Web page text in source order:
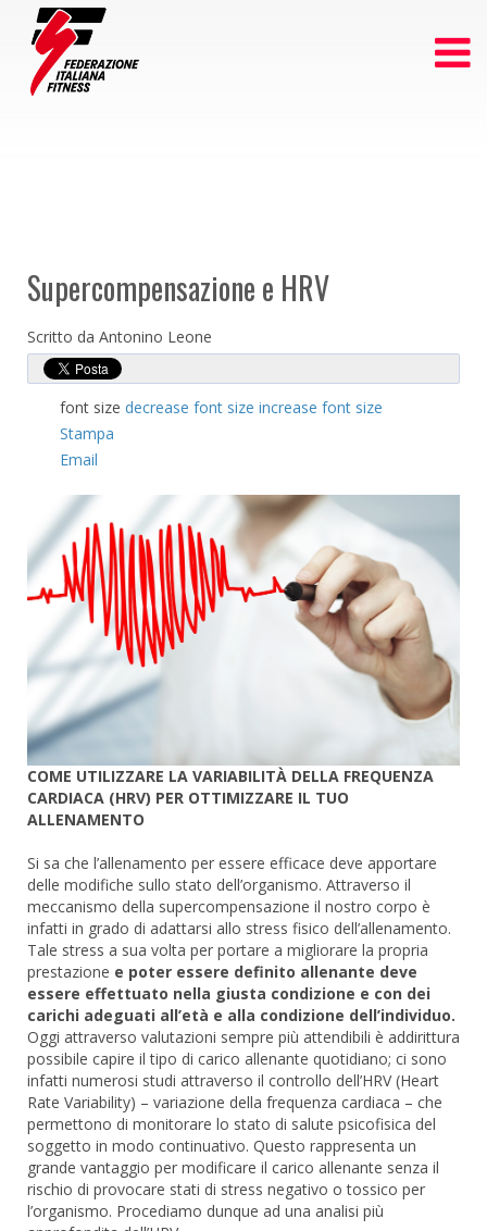
Supercompensazione e HRV
Scritto da Antonino Leone
font size decrease font size increase font size
Stampa
Email
COME UTILIZZARE LA VARIABILITÀ DELLA FREQUENZA
CARDIACA (HRV) PER OTTIMIZZARE IL TUO
ALLENAMENTO
Si sa che l’allenamento per essere efficace deve apportare
delle modifiche sullo stato dell’organismo. Attraverso il
meccanismo della supercompensazione il nostro corpo è
infatti in grado di adattarsi allo stress fisico dell’allenamento.
Tale stress a sua volta per portare a migliorare la propria
prestazione e poter essere definito allenante deve
essere effettuato nella giusta condizione e con dei
carichi adeguati all’età e alla condizione dell’individuo.
Oggi attraverso valutazioni sempre più attendibili è addirittura
possibile capire il tipo di carico allenante quotidiano; ci sono
infatti numerosi studi attraverso il controllo dell’HRV (Heart
Rate Variability) – variazione della frequenza cardiaca – che
permettono di monitorare lo stato di salute psicofisica del
soggetto in modo continuativo. Questo rappresenta un
grande vantaggio per modificare il carico allenante senza il
rischio di provocare stati di stress negativo o tossico per
l’organismo. Procediamo dunque ad una analisi più